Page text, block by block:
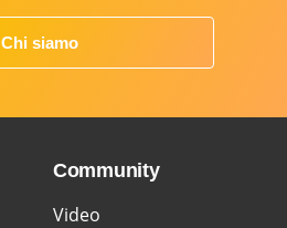
Chi siamo
Community
Video